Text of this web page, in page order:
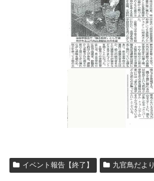
イベント報告【終了】 九官鳥だより